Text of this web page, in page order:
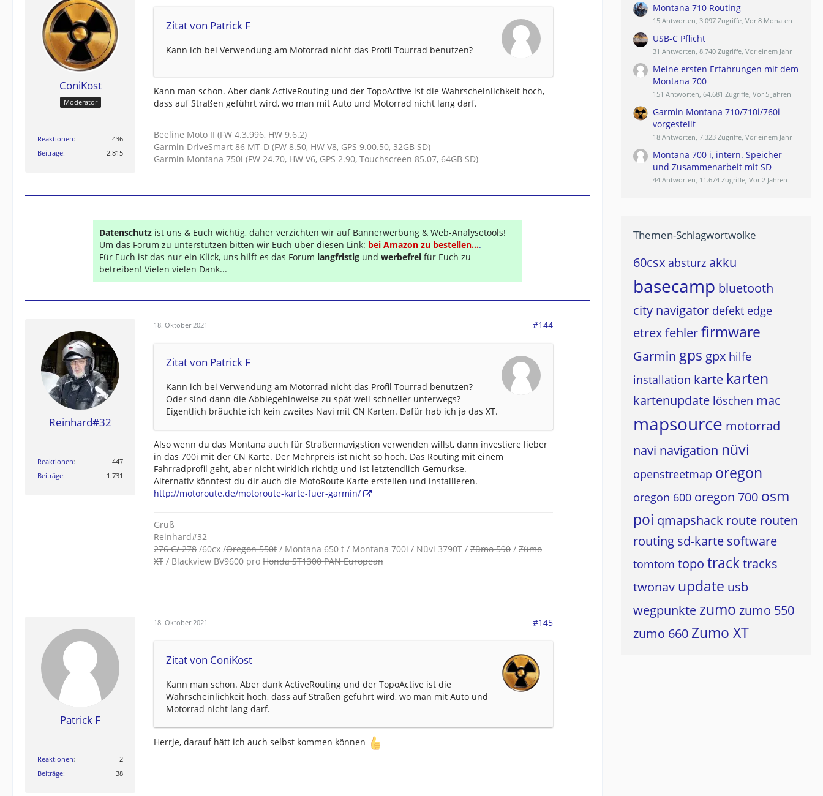
ConiKost
Moderator
Reaktionen
436
Beiträge
2.815
Zitat von Patrick F
Kann ich bei Verwendung am Motorrad nicht das Profil Tourrad benutzen?
Kann man schon. Aber dank ActiveRouting und der TopoActive ist die Wahrscheinlichkeit hoch,
dass auf Straßen geführt wird, wo man mit Auto und Motorrad nicht lang darf.
Beeline Moto II (FW 4.3.996, HW 9.6.2)
Garmin DriveSmart 86 MT-D (FW 8.50, HW V8, GPS 9.00.50, 32GB SD)
Garmin Montana 750i (FW 24.70, HW V6, GPS 2.90, Touchscreen 85.07, 64GB SD)
Datenschutz ist uns & Euch wichtig, daher verzichten wir auf Bannerwerbung & Web-Analysetools!
Um das Forum zu unterstützen bitten wir Euch über diesen Link: bei Amazon zu bestellen....
Für Euch ist das nur ein Klick, uns hilft es das Forum langfristig und werbefrei für Euch zu
betreiben! Vielen vielen Dank...
Reinhard#32
Reaktionen
447
Beiträge
1.731
18. Oktober 2021 #144
Zitat von Patrick F
Kann ich bei Verwendung am Motorrad nicht das Profil Tourrad benutzen?
Oder sind dann die Abbiegehinweise zu spät weil schneller unterwegs?
Eigentlich bräuchte ich kein zweites Navi mit CN Karten. Dafür hab ich ja das XT.
Also wenn du das Montana auch für Straßennavigstion verwenden willst, dann investiere lieber
in das 700i mit der CN Karte. Der Mehrpreis ist nicht so hoch. Das Routing mit einem
Fahrradprofil geht, aber nicht wirklich richtig und ist letztendlich Gemurkse.
Alternativ könntest du dir auch die MotoRoute Karte erstellen und installieren.
http://motoroute.de/motoroute-karte-fuer-garmin/
Gruß
Reinhard#32
276 C/ 278 /60cx /Oregon 550t / Montana 650 t / Montana 700i / Nüvi 3790T / Zūmo 590 / Zümo
XT / Blackview BV9600 pro Honda ST1300 PAN European
Patrick F
Reaktionen
2
Beiträge
38
18. Oktober 2021 #145
Zitat von ConiKost
Kann man schon. Aber dank ActiveRouting und der TopoActive ist die
Wahrscheinlichkeit hoch, dass auf Straßen geführt wird, wo man mit Auto und
Motorrad nicht lang darf.
Herrje, darauf hätt ich auch selbst kommen können
Montana 710 Routing
15 Antworten, 3.097 Zugriffe, Vor 8 Monaten
USB-C Pflicht
31 Antworten, 8.740 Zugriffe, Vor einem Jahr
Meine ersten Erfahrungen mit dem
Montana 700
151 Antworten, 64.681 Zugriffe, Vor 5 Jahren
Garmin Montana 710/710i/760i
vorgestellt
18 Antworten, 7.323 Zugriffe, Vor einem Jahr
Montana 700 i, intern. Speicher
und Zusammenarbeit mit SD
44 Antworten, 11.674 Zugriffe, Vor 2 Jahren
Themen-Schlagwortwolke
60csx absturz akku
basecamp bluetooth
city navigator defekt edge
etrexfehlerfirmware
Garmin gps gpx hilfe
installation karte karten
kartenupdate löschen mac
mapsource motorrad
navi navigation nüvi
openstreetmap oregon
oregon 600 oregon 700 osm
poi qmapshack route routen
routing sd-karte software
tomtom topo tracktracks
twonav update usb
wegpunkte zumo zumo 550
zumo 660 Zumo XT